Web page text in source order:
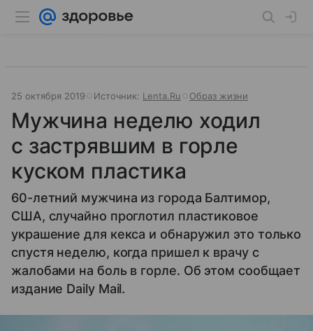
25 октября 2019 Источник: Lenta.Ru Образ жизни
Мужчина неделю ходил
с застрявшим в горле
куском пластика
60-летний мужчина из города Балтимор,
США, случайно проглотил пластиковое
украшение для кекса и обнаружил это только
спустя неделю, когда пришел к врачу с
жалобами на боль в горле. Об этом сообщает
издание Daily Mail.